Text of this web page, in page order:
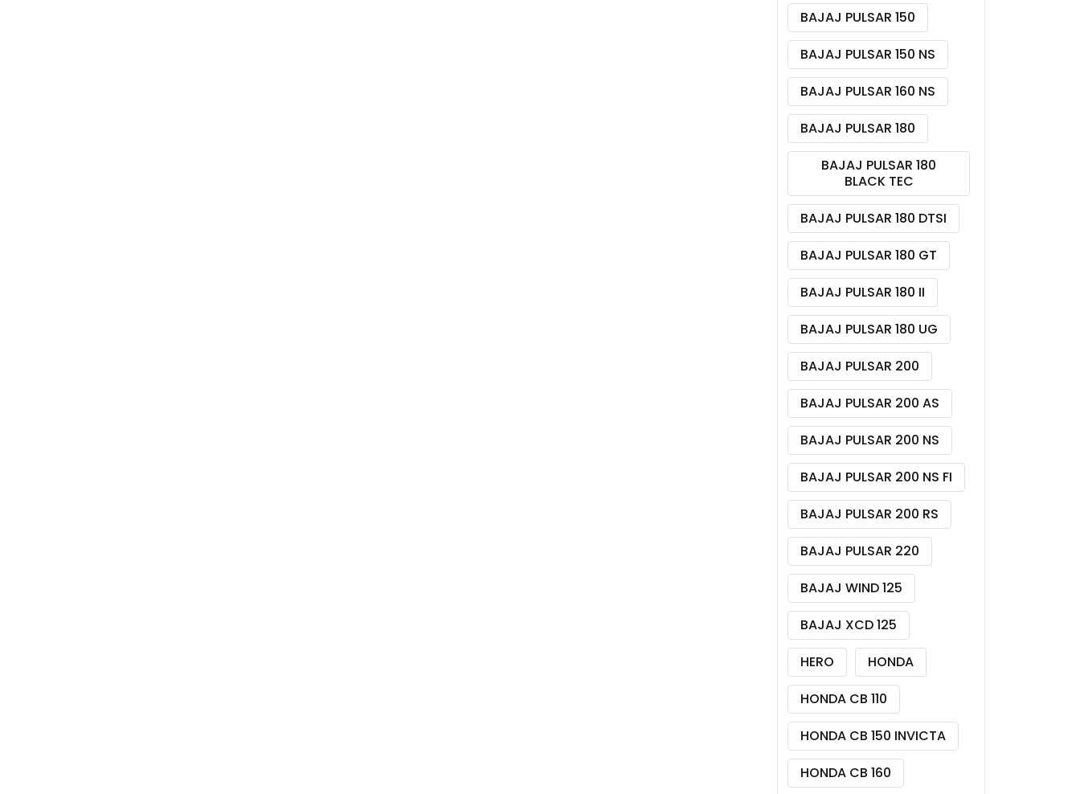
BAJAJ PULSAR 150
BAJAJ PULSAR 150 NS
BAJAJ PULSAR 160 NS
BAJAJ PULSAR 180
BAJAJ PULSAR 180
BLACK TEC
BAJAJ PULSAR 180 DTSI
BAJAJ PULSAR 180 GT
BAJAJ PULSAR 180 II
BAJAJ PULSAR 180 UG
BAJAJ PULSAR 200
BAJAJ PULSAR 200 AS
BAJAJ PULSAR 200 NS
BAJAJ PULSAR 200 NS FI
BAJAJ PULSAR 200 RS
BAJAJ PULSAR 220
BAJAJ WIND 125
BAJAJ XCD 125
HERO
HONDA
HONDA CB 110
HONDA CB 150 INVICTA
HONDA CB 160